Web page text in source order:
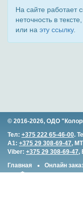
На сайте работает
неточность в
или на эту ссылку.
© 2016-2026, ОДО
Тел: +375 222 65-46-00.
A1: +375 29 308-69-47,
Viber: +375 29 308-69-47,
Главная
Онлайн
Фирменные подарки